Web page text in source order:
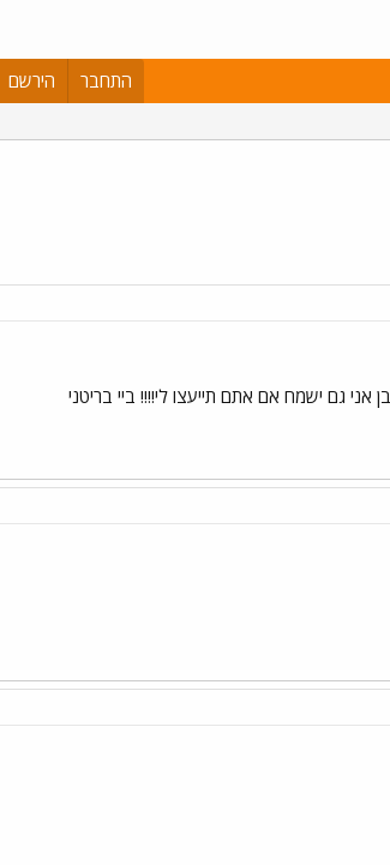
התחבר הירשם
גם ישמח אם אתם תייעצו לי!!!! ביי בריטני